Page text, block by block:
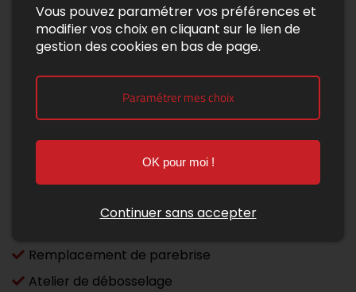
Service +
Remplacement de parebrise
Atelier de débosselage
Vous pouvez paramétrer vos préférences et
modifier vos choix en cliquant sur le lien de
gestion des cookies en bas de page.
Paramétrer mes choix
OK pour moi !
Continuer sans accepter